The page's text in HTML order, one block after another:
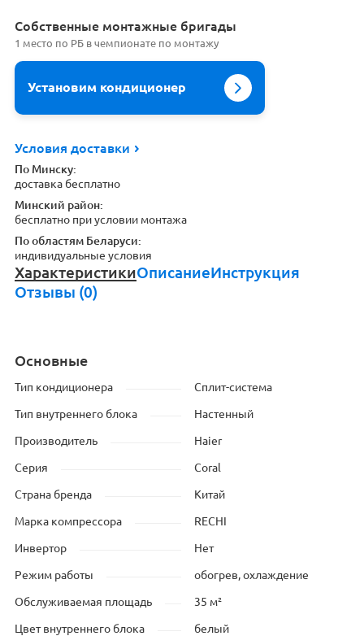
Cобственные монтажные бригады
1 место по РБ в чемпионате по монтажу
Установим кондиционер
Условия доставки
По Минску:
доставка бесплатно
Минский район:
бесплатно при условии монтажа
По областям Беларуси:
индивидуальные условия
ХарактеристикиОписаниеИнструкция
Отзывы (0)
Основные
Тип кондиционера Сплит-система
Тип внутреннего блока Настенный
Производитель Haier
Серия Coral
Страна бренда Китай
Марка компрессора RECHI
Инвертор Нет
Режим работы обогрев, охлаждение
Обслуживаемая площадь 35 м²
Цвет внутреннего блока белый